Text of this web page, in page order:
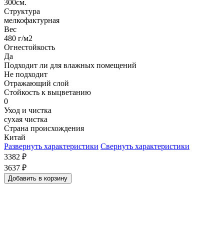
300см.
Структура
мелкофактурная
Вес
480 г/м2
Огнестойкость
Да
Подходит ли для влажных помещений
Не подходит
Отражающий слой
Стойкость к выцветанию
0
Уход и чистка
сухая чистка
Страна происхождения
Китай
Развернуть характеристики Свернуть характеристики
3382 ₽
3637 ₽
Добавить в корзину